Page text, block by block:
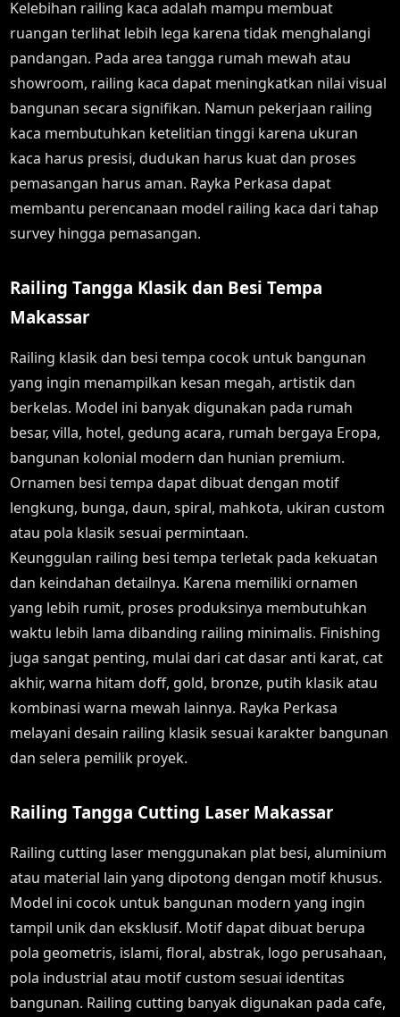
Kelebihan railing kaca adalah mampu membuat
ruangan terlihat lebih lega karena tidak menghalangi
pandangan. Pada area tangga rumah mewah atau
showroom, railing kaca dapat meningkatkan nilai visual
bangunan secara signifikan. Namun pekerjaan railing
kaca membutuhkan ketelitian tinggi karena ukuran
kaca harus presisi, dudukan harus kuat dan proses
pemasangan harus aman. Rayka Perkasa dapat
membantu perencanaan model railing kaca dari tahap
survey hingga pemasangan.
Railing Tangga Klasik dan Besi Tempa
Makassar
Railing klasik dan besi tempa cocok untuk bangunan
yang ingin menampilkan kesan megah, artistik dan
berkelas. Model ini banyak digunakan pada rumah
besar, villa, hotel, gedung acara, rumah bergaya Eropa,
bangunan kolonial modern dan hunian premium.
Ornamen besi tempa dapat dibuat dengan motif
lengkung, bunga, daun, spiral, mahkota, ukiran custom
atau pola klasik sesuai permintaan.
Keunggulan railing besi tempa terletak pada kekuatan
dan keindahan detailnya. Karena memiliki ornamen
yang lebih rumit, proses produksinya membutuhkan
waktu lebih lama dibanding railing minimalis. Finishing
juga sangat penting, mulai dari cat dasar anti karat, cat
akhir, warna hitam doff, gold, bronze, putih klasik atau
kombinasi warna mewah lainnya. Rayka Perkasa
melayani desain railing klasik sesuai karakter bangunan
dan selera pemilik proyek.
Railing Tangga Cutting Laser Makassar
Railing cutting laser menggunakan plat besi, aluminium
atau material lain yang dipotong dengan motif khusus.
Model ini cocok untuk bangunan modern yang ingin
tampil unik dan eksklusif. Motif dapat dibuat berupa
pola geometris, islami, floral, abstrak, logo perusahaan,
pola industrial atau motif custom sesuai identitas
bangunan. Railing cutting banyak digunakan pada cafe,